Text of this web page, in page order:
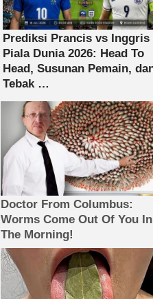
Doctor From Columbus:
Worms Come Out Of You In
The Morning!